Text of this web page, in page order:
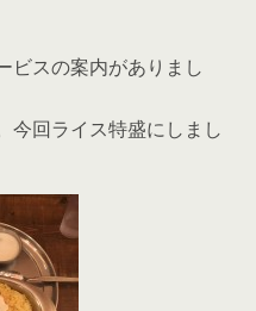
ビスの案内がありまし
今回ライス特盛にしまし